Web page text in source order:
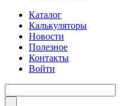
Каталог
Калькуляторы
Новости
Полезное
Контакты
Войти